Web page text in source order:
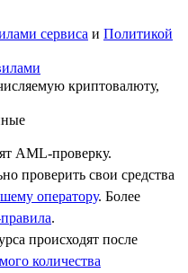
сервиса и Политикой
криптовалюту,
AML-проверку.
проверить свои средства
оператору. Более
.
происходят после
количества